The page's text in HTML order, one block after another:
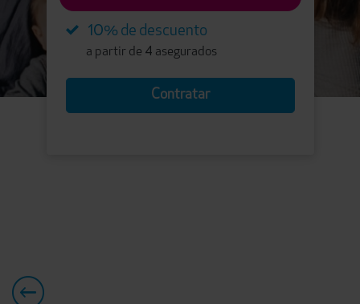
10% de descuento
a partir de 4 asegurados
Contratar